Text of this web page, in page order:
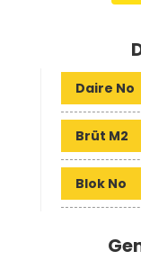
Daire No
Brüt M2
Blok No